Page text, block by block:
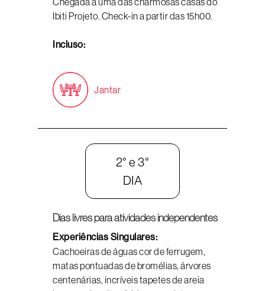
Ibiti Projeto. Check-in a partir das 15h00.
Incluso:
Jantar
2° e 3°
DIA
Dias livres para atividades independentes
Experiências Singulares:
Cachoeiras de águas cor de ferrugem,
matas pontuadas de bromélias, árvores
centenárias, incríveis tapetes de areia